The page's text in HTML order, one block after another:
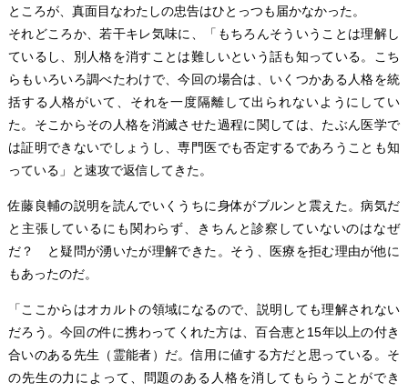
ところが、真面目なわたしの忠告はひとっつも届かなかった。
それどころか、若干キレ気味に、「もちろんそういうことは理解し
ているし、別人格を消すことは難しいという話も知っている。こち
らもいろいろ調べたわけで、今回の場合は、いくつかある人格を統
括する人格がいて、それを一度隔離して出られないようにしてい
た。そこからその人格を消滅させた過程に関しては、たぶん医学で
は証明できないでしょうし、専門医でも否定するであろうことも知
っている」と速攻で返信してきた。
佐藤良輔の説明を読んでいくうちに身体がブルンと震えた。病気だ
と主張しているにも関わらず、きちんと診察していないのはなぜ
だ？ と疑問が湧いたが理解できた。そう、医療を拒む理由が他に
もあったのだ。
「ここからはオカルトの領域になるので、説明しても理解されない
だろう。今回の件に携わってくれた方は、百合恵と15年以上の付き
合いのある先生（霊能者）だ。信用に値する方だと思っている。そ
の先生の力によって、問題のある人格を消してもらうことができ